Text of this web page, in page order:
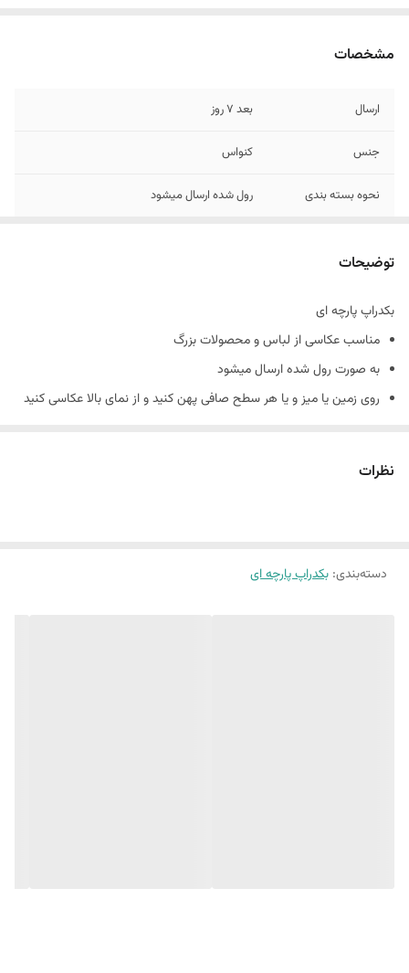
مشخصات
ارسال بعد 7 روز
جنس کنواس
نحوه بسته بندی رول شده ارسال میشود
توضیحات
بکدراپ پارچه ای
مناسب عکاسی از لباس و محصولات بزرگ
به صورت رول شده ارسال میشود
روی زمین یا میز و یا هر سطح صافی پهن کنید و از نمای بالا عکاسی کنید
10 الی 15 درصد تفاوت در چاپ وجود دارد
نظرات
دسته‌بندی: بکدراپ پارچه ای